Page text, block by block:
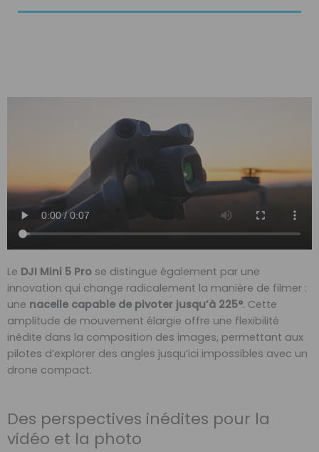
Le DJI Mini 5 Pro se distingue également par une
innovation qui change radicalement la manière de filmer :
une nacelle capable de pivoter jusqu’à 225°. Cette
amplitude de mouvement élargie offre une flexibilité
inédite dans la composition des images, permettant aux
pilotes d’explorer des angles jusqu’ici impossibles avec un
drone compact.
Des perspectives inédites pour la
vidéo et la photo